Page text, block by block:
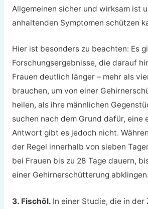
Allgemeinen sicher und wirksam ist
anhaltenden Symptomen schützen
Hier ist besonders zu beachten: Es
Forschungsergebnisse, die darauf
Frauen deutlich länger – mehr als
brauchen, um von einer
heilen, als ihre männlichen
suchen nach dem Grund dafür, eine
Antwort gibt es jedoch nicht.
der Regel innerhalb von sieben
bei Frauen bis zu 28 Tage dauern,
einer Gehirnerschütterung abklingen.
3. Fischöl. In einer Studie, die in